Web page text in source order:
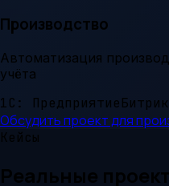
Производство
Автоматизация
учёта
1С: Предприятие
Обсудить проект для
Кейсы
Реальные